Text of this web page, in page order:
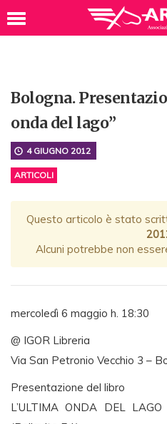
Bologna.
onda del lago”
4 GIUGNO 2012
ARTICOLI
Questo articolo è stato
Alcuni potrebbe non
mercoledì 6 maggio h. 18:30
@ IGOR Libreria
Via San Petronio Vecchio 3 –
Presentazione del libro
L’ULTIMA ONDA DEL